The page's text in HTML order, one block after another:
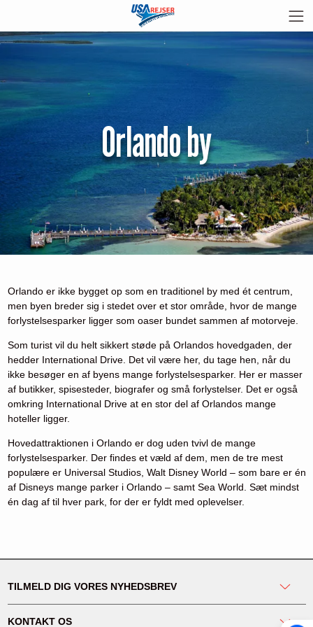
Orlando by
Orlando er ikke bygget op som en traditionel by med ét centrum,
men byen breder sig i stedet over et stor område, hvor de mange
forlystelsesparker ligger som oaser bundet sammen af motorveje.
Som turist vil du helt sikkert støde på Orlandos hovedgaden, der
hedder International Drive. Det vil være her, du tage hen, når du
ikke besøger en af byens mange forlystelsesparker. Her er masser
af butikker, spisesteder, biografer og små forlystelser. Det er også
omkring International Drive at en stor del af Orlandos mange
hoteller ligger.
Hovedattraktionen i Orlando er dog uden tvivl de mange
forlystelsesparker. Der findes et væld af dem, men de tre mest
populære er Universal Studios, Walt Disney World – som bare er én
af Disneys mange parker i Orlando – samt Sea World. Sæt mindst
én dag af til hver park, for der er fyldt med oplevelser.
TILMELD DIG VORES NYHEDSBREV
KONTAKT OS